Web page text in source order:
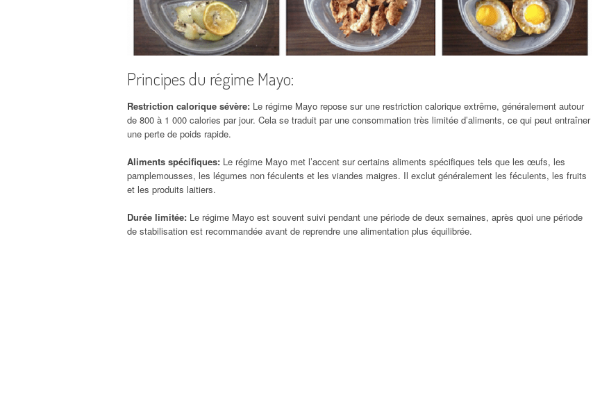
Principes du régime Mayo:
Restriction calorique sévère: Le régime Mayo repose sur une restriction calorique extrême, généralement autour
de 800 à 1 000 calories par jour. Cela se traduit par une consommation très limitée d’aliments, ce qui peut entraîner
une perte de poids rapide.
Aliments spécifiques: Le régime Mayo met l’accent sur certains aliments spécifiques tels que les œufs, les
pamplemousses, les légumes non féculents et les viandes maigres. Il exclut généralement les féculents, les fruits
et les produits laitiers.
Durée limitée: Le régime Mayo est souvent suivi pendant une période de deux semaines, après quoi une période
de stabilisation est recommandée avant de reprendre une alimentation plus équilibrée.